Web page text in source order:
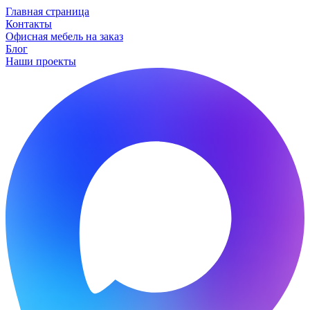
Главная страница
Контакты
Офисная мебель на заказ
Блог
Наши проекты